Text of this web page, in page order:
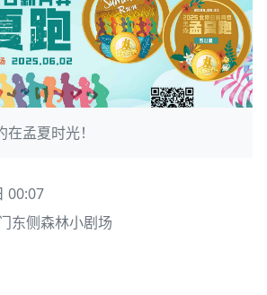
孟夏时光！
00:07
东侧森林小剧场